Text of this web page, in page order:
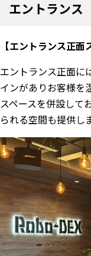
エントランス
【エントランス正面
エントランス正面に
インがありお客様を
スペースを併設して
られる空間も提供し